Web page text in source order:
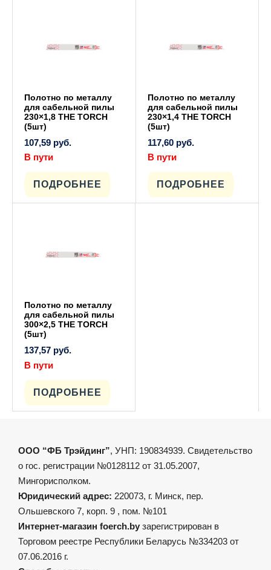
Полотно по металлу
для сабельной пилы
230×1,8 THE TORCH
(5шт)
107,59 руб.
В пути
ПОДРОБНЕЕ
Полотно по металлу
для сабельной пилы
230×1,4 THE TORCH
(5шт)
117,60 руб.
В пути
ПОДРОБНЕЕ
Полотно по металлу
для сабельной пилы
300×2,5 THE TORCH
(5шт)
137,57 руб.
В пути
ПОДРОБНЕЕ
ООО “ФБ Трэйдинг”, УНП: 190834939. Свидетельство
о гос. регистрации №0128112 от 31.05.2007,
Мингорисполком.
Юридический адрес: 220073, г. Минск, пер.
Ольшевского 7, корп. 9 , пом. №101
Интернет-магазин foerch.by зарегистрирован в
Торговом реестре Республики Беларусь №334203 от
07.06.2016 г.